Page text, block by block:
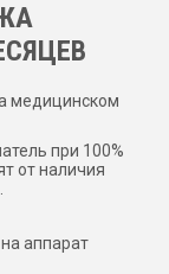
медицинском
при 100%
от наличия
аппарат